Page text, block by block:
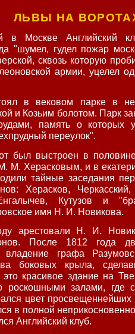
ЛЬВЫ НА
в Москве Английский
"шумел, гудел пожар
сквозь которую
армии, уцелел
в вековом парке в
и Козьим болотом. Парк
память о которых
переулок".
был выстроен в
М. Херасковым, и в
тайные заседания
Херасков,
Кутузов и
имя Н. И. Новикова.
арестовали Н. И.
После 1812 года
графа
боковых крыла,
это красивое здание на
роскошными залами, где
цвет
в полной
Английский клуб.